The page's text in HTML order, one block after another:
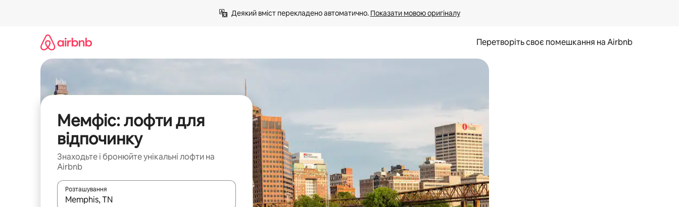
Деякий вміст перекладено автоматично. Показати мовою оригіналу
Перетворіть своє помешкання на Airbnb
Мемфіс: лофти для
відпочинку
Знаходьте і бронюйте унікальні лофти на
Airbnb
Розташування
Отримавши результати пошуку, використовуйте для навігації сторінкою клавіші зі стрілками вгору та вниз або жести дотику та гортання.